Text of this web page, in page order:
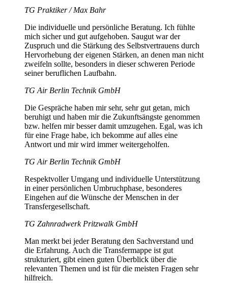
TG Praktiker / Max Bahr
Die individuelle und persönliche Beratung. Ich fühlte
mich sicher und gut aufgehoben. Saugut war der
Zuspruch und die Stärkung des Selbstvertrauens durch
Hervorhebung der eigenen Stärken, an denen man nicht
zweifeln sollte, besonders in dieser schweren Periode
seiner beruflichen Laufbahn.
TG Air Berlin Technik GmbH
Die Gespräche haben mir sehr, sehr gut getan, mich
beruhigt und haben mir die Zukunftsängste genommen
bzw. helfen mir besser damit umzugehen. Egal, was ich
für eine Frage habe, ich bekomme auf alles eine
Antwort und mir wird immer weitergeholfen.
TG Air Berlin Technik GmbH
Respektvoller Umgang und individuelle Unterstützung
in einer persönlichen Umbruchphase, besonderes
Eingehen auf die Wünsche der Menschen in der
Transfergesellschaft.
TG Zahnradwerk Pritzwalk GmbH
Man merkt bei jeder Beratung den Sachverstand und
die Erfahrung. Auch die Transfermappe ist gut
strukturiert, gibt einen guten Überblick über die
relevanten Themen und ist für die meisten Fragen sehr
hilfreich.